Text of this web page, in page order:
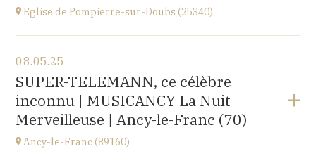
Eglise de Pompierre-sur-Doubs (25340)
Eglise de Pompierre-sur-Doubs (25340)
3 chemin de l'église
at20H00
08.05.25
SUPER-TELEMANN, ce célèbre
inconnu | MUSICANCY La Nuit
Merveilleuse | Ancy-le-Franc (70)
Ancy-le-Franc (89160)